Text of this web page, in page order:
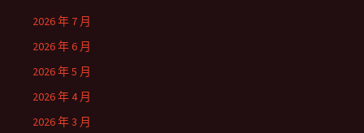
2026 年 7 月
2026 年 6 月
2026 年 5 月
2026 年 4 月
2026 年 3 月